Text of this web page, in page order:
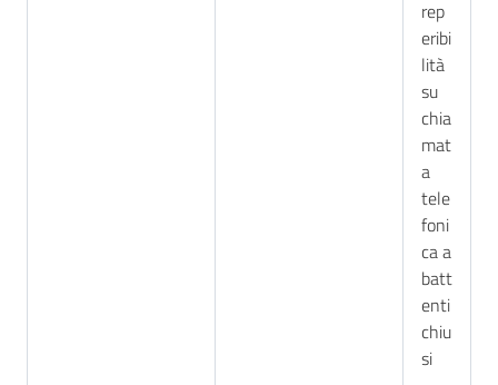
rep
eribi
lità
su
chia
mat
a
tele
foni
ca a
batt
enti
chiu
si